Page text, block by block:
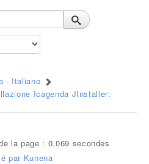
- Italiano
Icagenda JInstaller:
la page : 0.069 secondes
par Kunena